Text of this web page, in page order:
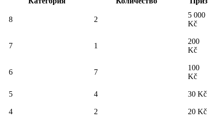
8 2
5 000
Kč
7 1
200
Kč
6 7
100
Kč
5 4 30 Kč
4 2 20 Kč